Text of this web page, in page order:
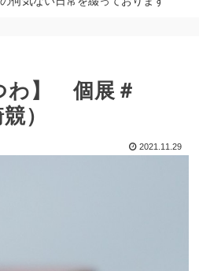
わ】 個展＃
）
2021.11.29